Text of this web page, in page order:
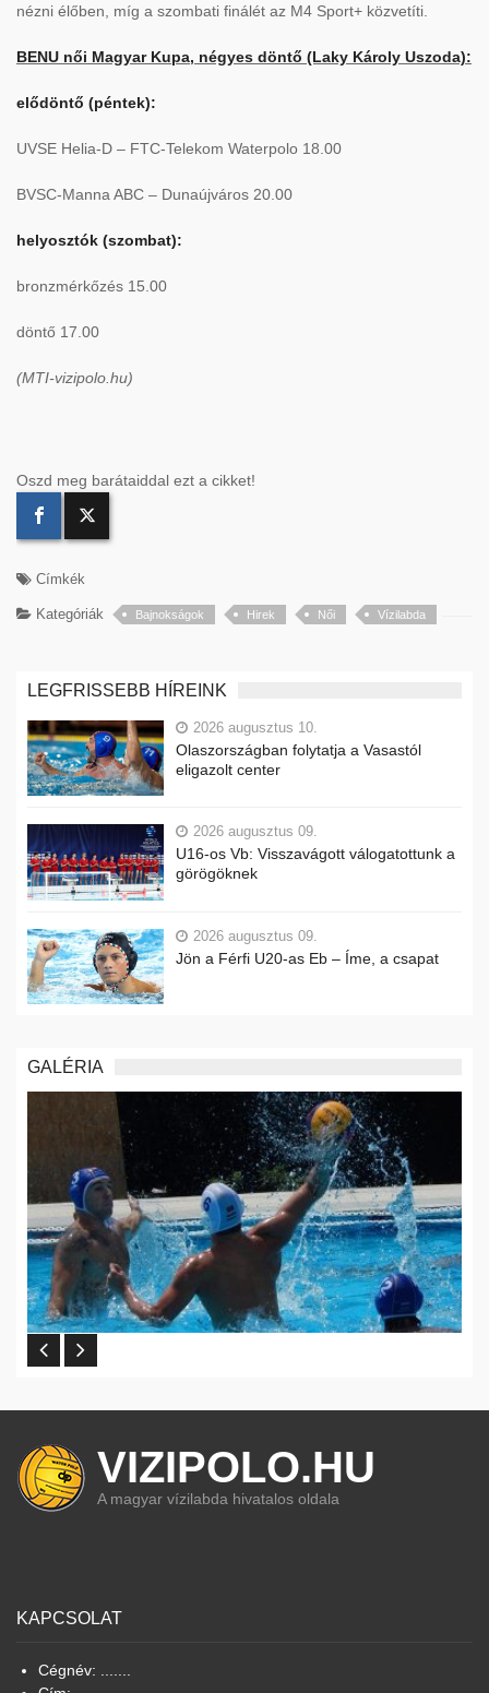
nézni élőben, míg a szombati finálét az M4 Sport+ közvetíti.
BENU női Magyar Kupa, négyes döntő (Laky Károly Uszoda):
elődöntő (péntek):
UVSE Helia-D – FTC-Telekom Waterpolo 18.00
BVSC-Manna ABC – Dunaújváros 20.00
helyosztók (szombat):
bronzmérkőzés 15.00
döntő 17.00
(MTI-vizipolo.hu)
Oszd meg barátaiddal ezt a cikket!
Címkék
Kategóriák Bajnokságok Hirek Női Vízilabda
LEGFRISSEBB HÍREINK
2026 augusztus 10.
Olaszországban folytatja a Vasastól
eligazolt center
2026 augusztus 09.
U16-os Vb: Visszavágott válogatottunk a
görögöknek
2026 augusztus 09.
Jön a Férfi U20-as Eb – Íme, a csapat
GALÉRIA
VIZIPOLO.HU
A magyar vízilabda hivatalos oldala
KAPCSOLAT
Cégnév: .......